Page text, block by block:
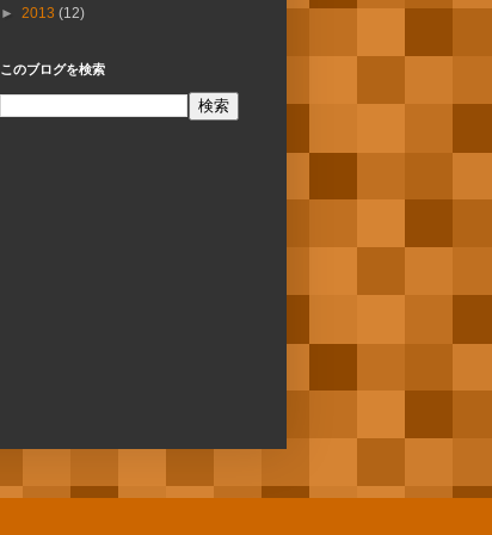
► 2013 (12)
このブログを検索